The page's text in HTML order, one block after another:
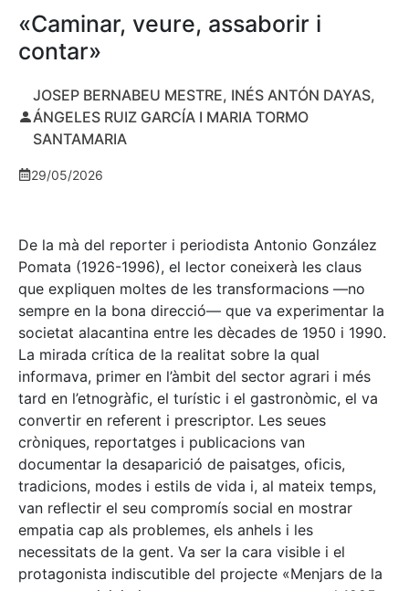
«Caminar, veure, assaborir i
contar»
JOSEP BERNABEU MESTRE, INÉS ANTÓN DAYAS,
ÁNGELES RUIZ GARCÍA I MARIA TORMO
SANTAMARIA
29/05/2026
De la mà del reporter i periodista Antonio González
Pomata (1926-1996), el lector coneixerà les claus
que expliquen moltes de les transformacions —no
sempre en la bona direcció— que va experimentar la
societat alacantina entre les dècades de 1950 i 1990.
La mirada crítica de la realitat sobre la qual
informava, primer en l’àmbit del sector agrari i més
tard en l’etnogràfic, el turístic i el gastronòmic, el va
convertir en referent i prescriptor. Les seues
cròniques, reportatges i publicacions van
documentar la desaparició de paisatges, oficis,
tradicions, modes i estils de vida i, al mateix temps,
van reflectir el seu compromís social en mostrar
empatia cap als problemes, els anhels i les
necessitats de la gent. Va ser la cara visible i el
protagonista indiscutible del projecte «Menjars de la